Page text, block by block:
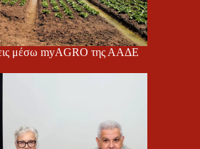
μέσω myAGRO της ΑΑΔΕ